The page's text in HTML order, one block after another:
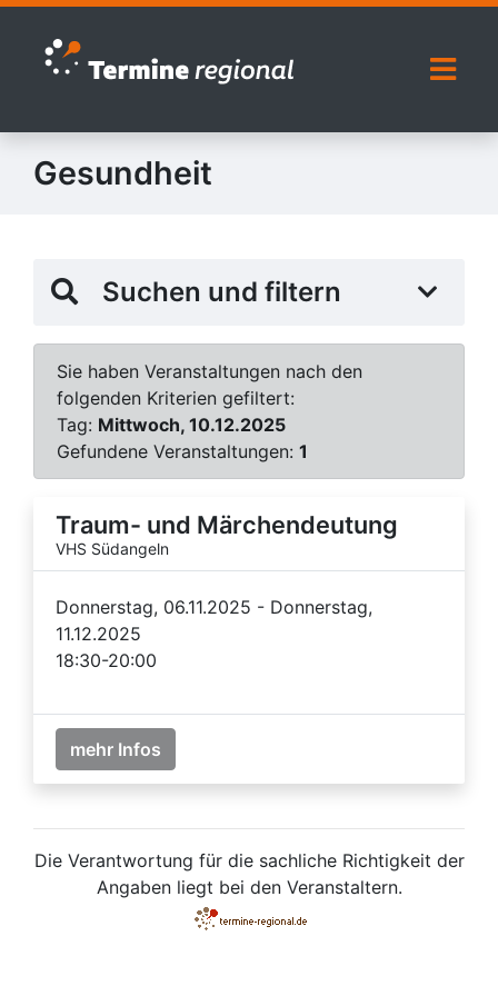
Zur Navigation springen
Zum Inhalt springen
Gesundheit
Suchen und filtern
Sie haben Veranstaltungen nach den
folgenden Kriterien gefiltert:
Tag: Mittwoch, 10.12.2025
Gefundene Veranstaltungen: 1
Traum- und Märchendeutung
VHS Südangeln
Donnerstag, 06.11.2025 - Donnerstag,
11.12.2025
18:30-20:00
mehr Infos
Die Verantwortung für die sachliche Richtigkeit der
Angaben liegt bei den Veranstaltern.